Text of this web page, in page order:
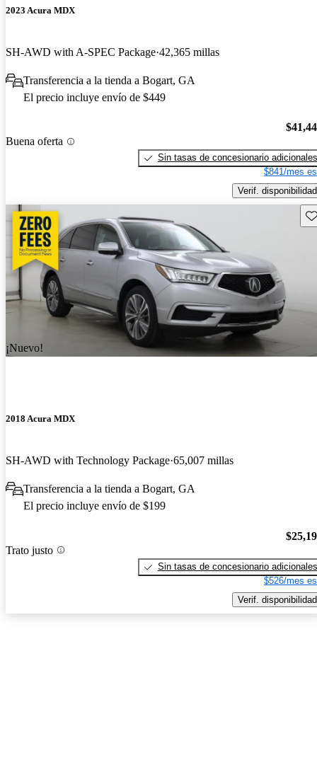
2023 Acura MDX
SH-AWD with A-SPEC Package 42,365 millas
Transferencia a la tienda a Bogart, GA
El precio incluye envío de $449
Buena oferta
Sin tasas de concesionario adicionales
$841/mes
Verif. disponibilidad
¡Nuevo!
2018 Acura MDX
SH-AWD with Technology Package 65,007 millas
Transferencia a la tienda a Bogart, GA
El precio incluye envío de $199
Trato justo
Sin tasas de concesionario adicionales
$526/mes
Verif. disponibilidad